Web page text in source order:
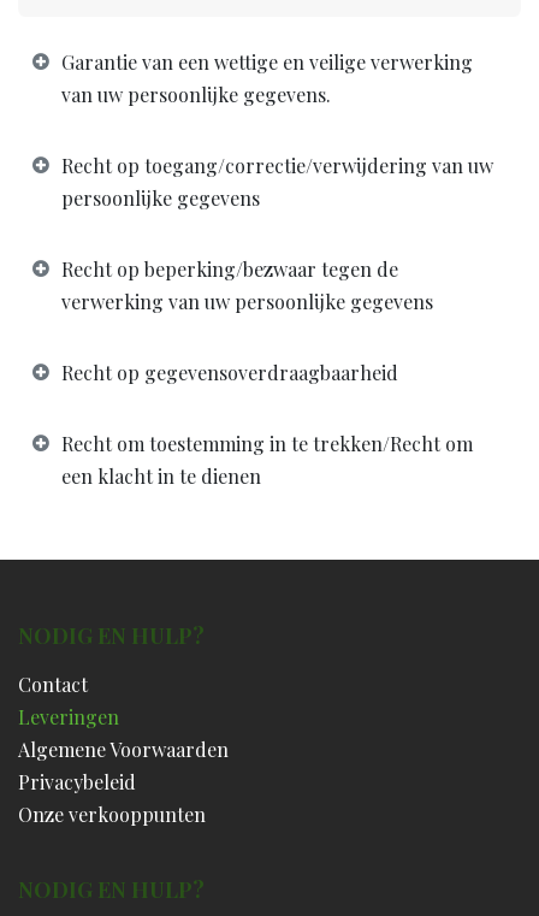
Garantie van een wettige en veilige verwerking
van uw persoonlijke gegevens.
Recht op toegang/correctie/verwijdering van uw
persoonlijke gegevens
Recht op beperking/bezwaar tegen de
verwerking van uw persoonlijke gegevens
Recht op gegevensoverdraagbaarheid
Recht om toestemming in te trekken/Recht om
een klacht in te dienen
NODIG EN HULP?
Contact
Leveringen
Algemene Voorwaarden
Privacybeleid
Onze verkooppunten
NODIG EN HULP?